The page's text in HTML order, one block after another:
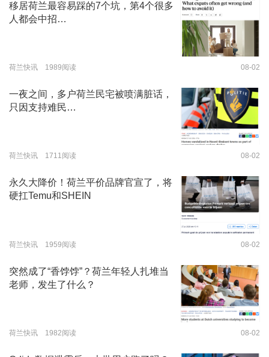
移居荷兰最容易踩的7个坑，第4个很多
人都会中招…
荷兰快讯 1989阅读 08-02
一夜之间，多户荷兰民宅被喷满脏话，
只因支持难民…
荷兰快讯 1711阅读 08-02
永久大降价！荷兰平价品牌官宣了，将
硬扛Temu和SHEIN
荷兰快讯 1959阅读 08-02
突然成了“香饽饽”？荷兰年轻人扎堆当
老师，发生了什么？
荷兰快讯 1982阅读 08-02